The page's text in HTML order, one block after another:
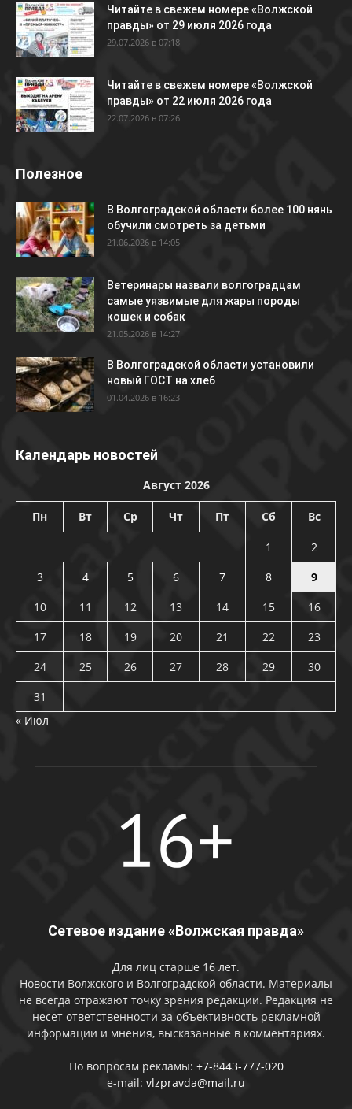
Читайте в свежем номере «Волжской
правды» от 29 июля 2026 года
29.07.2026 в 07:18
Читайте в свежем номере «Волжской
правды» от 22 июля 2026 года
22.07.2026 в 07:26
Полезное
В Волгоградской области более 100 нянь
обучили смотреть за детьми
21.06.2026 в 14:05
Ветеринары назвали волгоградцам
самые уязвимые для жары породы
кошек и собак
21.05.2026 в 14:27
В Волгоградской области установили
новый ГОСТ на хлеб
01.04.2026 в 16:23
Календарь новостей
Август 2026
Пн Вт Ср Чт Пт Сб Вс
1
2
3
4 5 6 7 8
9
10
11 12 13 14 15
16
17
18 19 20 21 22
23
24
25 26 27 28 29
30
31
« Июл
Сетевое издание «Волжская правда»
Для лиц старше 16 лет.
Новости Волжского и Волгоградской области. Материалы
не всегда отражают точку зрения редакции. Редакция не
несет ответственности за объективность рекламной
информации и мнения, высказанные в комментариях.
По вопросам рекламы: +7-8443-777-020
e-mail: vlzpravda@mail.ru